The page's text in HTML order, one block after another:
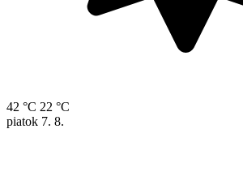
42 °C 22 °C
piatok 7. 8.